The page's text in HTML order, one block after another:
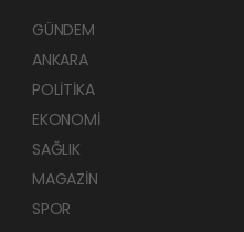
GÜNDEM
ANKARA
POLİTİKA
EKONOMİ
SAĞLIK
MAGAZİN
SPOR